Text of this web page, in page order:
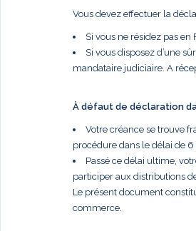
Vous devez effectuer la
Si vous ne résidez pas
Si vous disposez d’une
mandataire judiciaire. A
À défaut de déclaration
Votre créance se trouve
procédure dans le délai de
Passé ce délai ultime,
participer aux distributions
Le présent document
commerce.